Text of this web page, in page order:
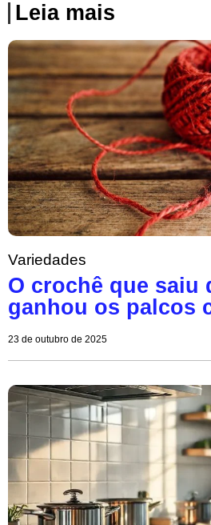
Leia mais
Variedades
O crochê que saiu
ganhou os palcos
23 de outubro de 2025